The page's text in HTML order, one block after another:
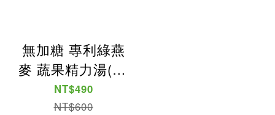
無加糖 專利綠燕
麥 蔬果精力湯(10
入)
NT$490
NT$600